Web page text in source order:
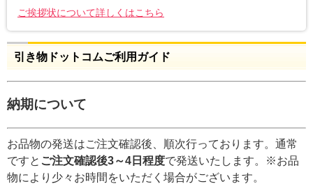
ご挨拶状について詳しくはこちら
引き物ドットコムご利用ガイド
納期について
お品物の発送はご注文確認後、順次行っております。通常
ですと ご注文確認後3～4日程度で発送いたします。※お品
物により少々お時間をいただく場合がございます。